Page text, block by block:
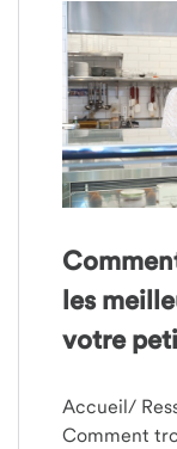
les
votre
Accueil/
Comment